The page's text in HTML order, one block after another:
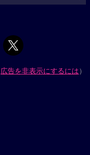
広告を非表示にするには）